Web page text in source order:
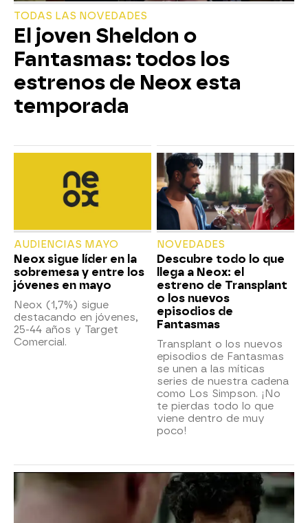
TODAS LAS NOVEDADES
El joven Sheldon o
Fantasmas: todos los
estrenos de Neox esta
temporada
AUDIENCIAS MAYO
Neox sigue líder en la
sobremesa y entre los
jóvenes en mayo
Neox (1,7%) sigue
destacando en jóvenes,
25-44 años y Target
Comercial.
NOVEDADES
Descubre todo lo que
llega a Neox: el
estreno de Transplant
o los nuevos
episodios de
Fantasmas
Transplant o los nuevos
episodios de Fantasmas
se unen a las míticas
series de nuestra cadena
como Los Simpson. ¡No
te pierdas todo lo que
viene dentro de muy
poco!